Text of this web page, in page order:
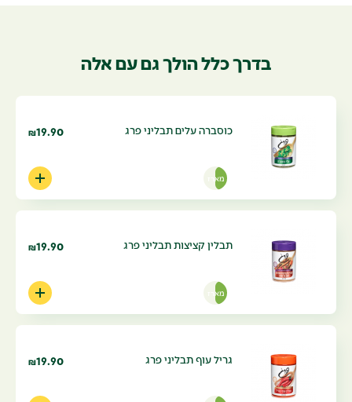
בדרך כלל הולך גם עם אלה
כוסברה עלים תבליני פרג ₪19.90
מארז
תבלין קציצות תבליני פרג ₪19.90
מארז
גריל עוף תבליני פרג ₪19.90